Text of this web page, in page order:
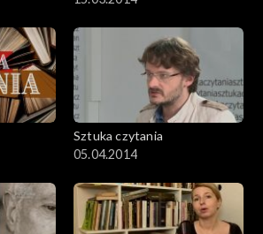
Sztuka czytania
05.04.2014